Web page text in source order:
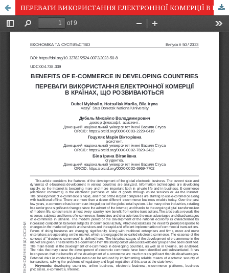
ПЕРЕВАГИ ВИКОРИСТАННЯ ЕЛЕКТРОННОЇ КОМЕРЦІЇ В КРАЇНАХ, ЩО РОЗВИВАЮТЬСЯ